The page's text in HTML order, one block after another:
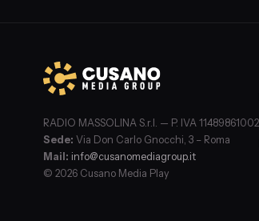
RADIO MASSOLINA S.r.l. — P. IVA 11489861002
Sede: Via Don Carlo Gnocchi, 3 – Roma
Mail: info@cusanomediagroup.it
© 2026 Cusano Media Play